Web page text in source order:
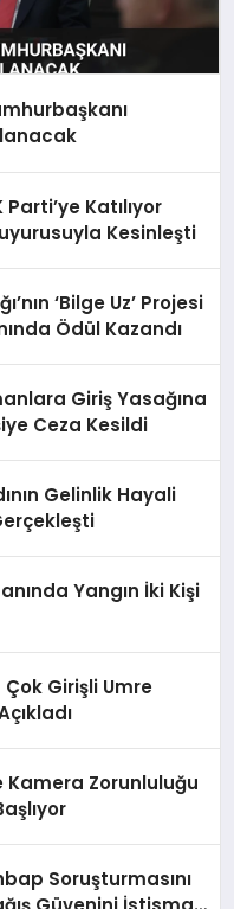
Katılıyor
Kesinleşti
‘Bilge Uz’ Projesi
Ödül Kazandı
Giriş Yasağına
Ceza Kesildi
Gelinlik Hayali
Yangın İki Kişi
Girişli Umre
Zorunluluğu
Soruşturmasını